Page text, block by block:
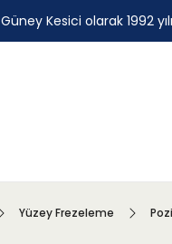
Güney Kesici olarak 1992
Yüzey Frezeleme